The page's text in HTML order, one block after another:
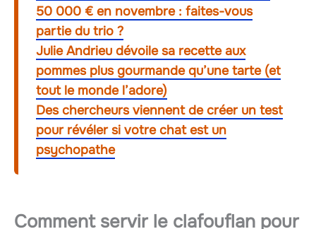
50 000 € en novembre : faites-vous
partie du trio ?
Julie Andrieu dévoile sa recette aux
pommes plus gourmande qu’une tarte (et
tout le monde l’adore)
Des chercheurs viennent de créer un test
pour révéler si votre chat est un
psychopathe
Comment servir le clafouflan pour